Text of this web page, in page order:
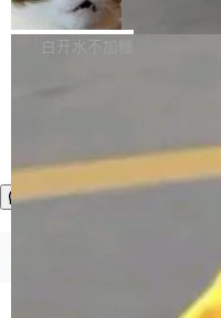
Z Flip8三款折叠屏新机均在7
部搭载骁龙8 Elite Gen5 for
眼的位置：「Software is
mits」——软件是在 commit
是把这段空隙补上。 回退到
aDB 捕获 commit 之间的每
根据风险投资人Tomer
析）披露的最新分析与第二
微软同期总资本开支的四成
bet、微软以及 Meta 等传统
ceXAI的资金消耗速度尤为引
撑庞大支出的资金来源却呈
貌。数据显示，微软和
营现金流来覆盖资本开支，
别达到155% 和106%;而
白开水不加糖